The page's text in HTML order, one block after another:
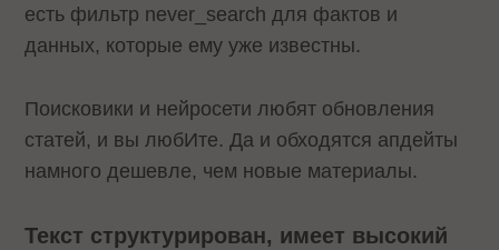
есть фильтр never_search для фактов и
данных, которые ему уже известны.
Поисковики и нейросети любят обновления
статей, и вы любИте. Да и обходятся апдейты
намного дешевле, чем новые материалы.
Текст структурирован, имеет высокий